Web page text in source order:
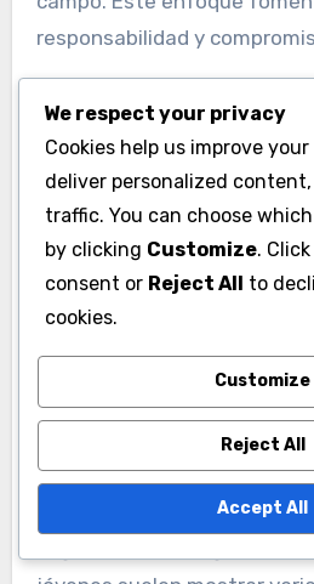
Además, crear una cultura
a los jugadores a hacerse
indicadores y a comprender
entrenamiento impacta su
campo. Este enfoque
responsabilidad y
¿Cómo varían
indicadores de
rendimiento
grupo de
We respect your privacy
Cookies help us improve
deliver personalized
traffic. You can choose
by clicking Customize. Click
consent or Reject All to
cookies.
Customize
Reject All
Accept All